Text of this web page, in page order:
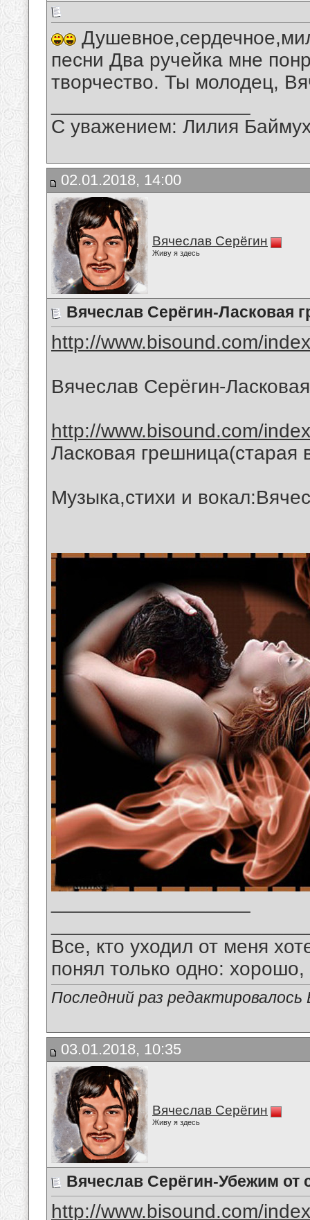
песни Два ручейка мне
творчество. Ты молодец,
С уважением: Лилия
02.01.2018, 14:00
Вячеслав Серёгин
Живу я здесь
Вячеслав Серёгин-Ласковая
http://www.bisound.com/
Вячеслав Серёгин-
http://www.bisound.com/
Ласковая грешница(старая
Музыка,стихи и
Все, кто уходил от меня
понял только одно:
Последний раз
03.01.2018, 10:35
Вячеслав Серёгин
Живу я здесь
Вячеслав Серёгин-Убежим от
http://www.bisound.com/